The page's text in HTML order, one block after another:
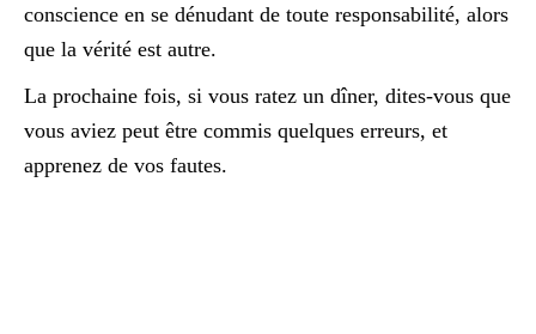
conscience en se dénudant de toute responsabilité, alors
que la vérité est autre.
La prochaine fois, si vous ratez un dîner, dites-vous que
vous aviez peut être commis quelques erreurs, et
apprenez de vos fautes.